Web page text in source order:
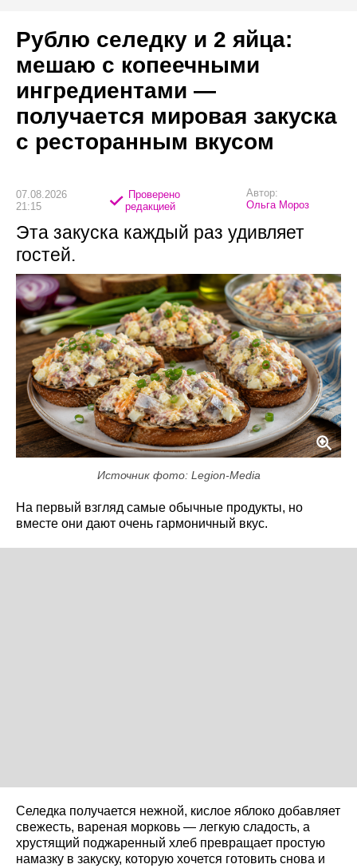
Рублю селедку и 2 яйца:
мешаю с копеечными
ингредиентами —
получается мировая закуска
с ресторанным вкусом
07.08.2026
21:15
Проверено
редакцией
Автор:
Ольга Мороз
Эта закуска каждый раз удивляет
гостей.
Источник фото: Legion-Media
На первый взгляд самые обычные продукты, но
вместе они дают очень гармоничный вкус.
Селедка получается нежной, кислое яблоко добавляет
свежесть, вареная морковь — легкую сладость, а
хрустящий поджаренный хлеб превращает простую
намазку в закуску, которую хочется готовить снова и